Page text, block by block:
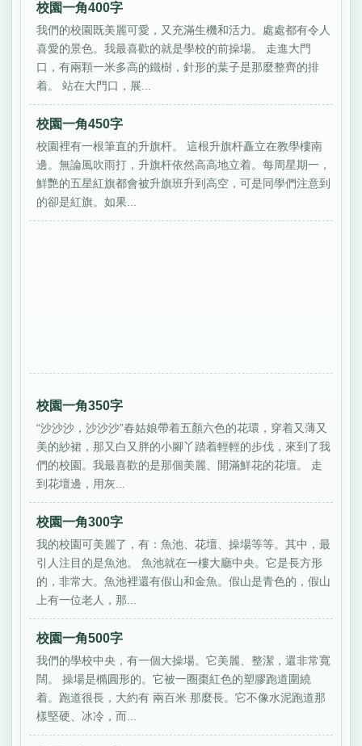
校園一角400字
我們的校園既美麗可愛，又充滿生機和活力。處處都有令人
喜愛的景色。我最喜歡的就是學校的前操場。 走進大門
口，有兩顆一米多高的鐵樹，針形的葉子是那麼整齊的排
着。 站在大門口，展...
校園一角450字
校園裡有一根筆直的升旗杆。 這根升旗杆矗立在教學樓南
邊。無論風吹雨打，升旗杆依然高高地立着。每周星期一，
鮮艷的五星紅旗都會被升旗班升到高空，可是同學們注意到
的卻是紅旗。如果...
校園一角350字
“沙沙沙，沙沙沙”春姑娘帶着五顏六色的花環，穿着又薄又
美的紗裙，那又白又胖的小腳丫踏着輕輕的步伐，來到了我
們的校園。我最喜歡的是那個美麗、開滿鮮花的花壇。 走
到花壇邊，用灰...
校園一角300字
我的校園可美麗了，有：魚池、花壇、操場等等。其中，最
引人注目的是魚池。 魚池就在一樓大廳中央。它是長方形
的，非常大。魚池裡還有假山和金魚。假山是青色的，假山
上有一位老人，那...
校園一角500字
我們的學校中央，有一個大操場。它美麗、整潔，還非常寬
闊。 操場是橢圓形的。它被一圈棗紅色的塑膠跑道圍繞
着。跑道很長，大約有 兩百米 那麼長。它不像水泥跑道那
樣堅硬、冰冷，而...